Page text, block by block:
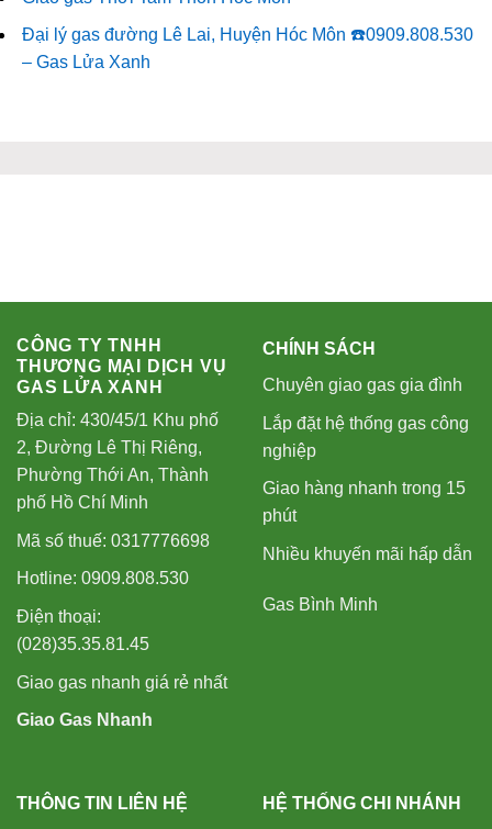
Đại lý gas đường Lê Lai, Huyện Hóc Môn ☎️0909.808.530
– Gas Lửa Xanh
CÔNG TY TNHH
THƯƠNG MẠI DỊCH VỤ
GAS LỬA XANH
Địa chỉ: 430/45/1 Khu phố
2, Đường Lê Thị Riêng,
Phường Thới An, Thành
phố Hồ Chí Minh
Mã số thuế: 0317776698
Hotline: 0909.808.530
Điện thoại:
(028)35.35.81.45
Giao gas nhanh giá rẻ nhất
Giao Gas Nhanh
CHÍNH SÁCH
Chuyên giao gas gia đình
Lắp đặt hệ thống gas công
nghiệp
Giao hàng nhanh trong 15
phút
Nhiều khuyến mãi hấp dẫn
Gas Bình Minh
THÔNG TIN LIÊN HỆ
HỆ THỐNG CHI NHÁNH